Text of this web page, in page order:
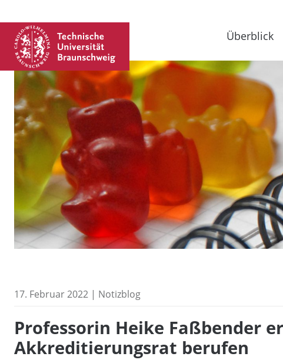
Überblick
17. Februar 2022 | Notizblog
Professorin Heike Faßbender
Akkreditierungsrat berufen